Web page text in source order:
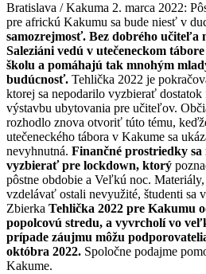
Bratislava / Kakuma 2. marca 2022:
pre africkú Kakumu sa bude niesť v
samozrejmosť. Bez dobrého učiteľa
Saleziáni vedú v utečeneckom
školu a pomáhajú tak mnohým
budúcnosť. Tehlička 2022 je
ktorej sa nepodarilo vyzbierať
výstavbu ubytovania pre učiteľov.
rozhodlo znova otvoriť túto tému,
utečeneckého tábora v Kakume sa
nevyhnutná. Finančné prostriedky
vyzbierať pre lockdown, ktorý
pôstne obdobie a Veľkú noc.
vzdelávať ostali nevyužité, študenti sa
Zbierka Tehlička 2022 pre Kakumu
popolcovú stredu, a vyvrcholí vo
prípade záujmu môžu
októbra 2022. Spoločne podajme
Kakume.